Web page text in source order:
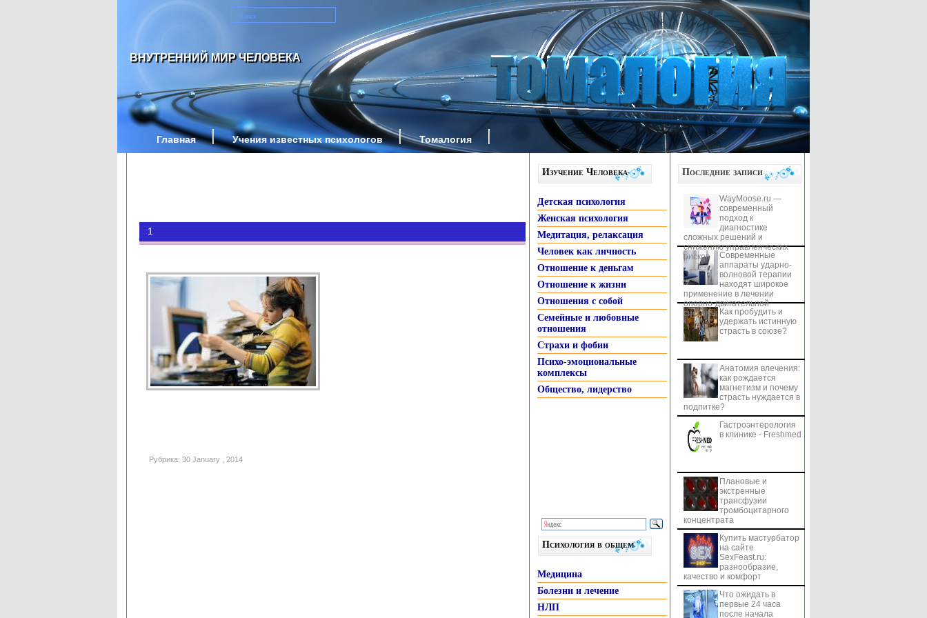
ВНУТРЕННИЙ МИР ЧЕЛОВЕКА
Главная Учения известных психологов Томалогия
1
Рубрика: 30 January , 2014
Изучение Человека
Детская психология
Женская психология
Медитация, релаксация
Человек как личность
Отношение к деньгам
Отношение к жизни
Отношения с собой
Семейные и любовные
отношения
Страхи и фобии
Психо-эмоциональные
комплексы
Общество, лидерство
Психология в общем
Медицина
Болезни и лечение
НЛП
Последние записи
WayMoose.ru —
современный
подход к
диагностике
сложных решений и
снижению управленческих
рисков
Современные
аппараты ударно-
волновой терапии
находят широкое
применение в лечении
опорно-двигательной
системы Как пробудить и
удержать истинную
страсть в союзе?
Анатомия влечения:
как рождается
магнетизм и почему
страсть нуждается в
подпитке?
Гастроэнтерология
в клинике - Freshmed
Плановые и
экстренные
трансфузии
тромбоцитарного
концентрата
Купить мастурбатор
на сайте
SexFeast.ru:
разнообразие,
качество и комфорт
Что ожидать в
первые 24 часа
после начала